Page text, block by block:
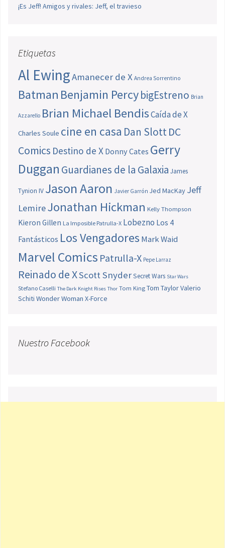
¡Es Jeff! Amigos y rivales: Jeff, el travieso
Etiquetas
Al EwingAmanecer de X Andrea Sorrentino
Batman Benjamin PercybigEstreno Brian
Azzarello Brian Michael BendisCaída de X
Charles Soule cine en casa Dan SlottDC
Comics Destino de X Donny Cates Gerry
Duggan Guardianes de la Galaxia James
Tynion IV Jason Aaron Javier Garrón Jed MacKay Jeff
LemireJonathan Hickman Kelly Thompson
Kieron Gillen La Imposible Patrulla-X Lobezno Los 4
Fantásticos Los Vengadores Mark Waid
Marvel Comics Patrulla-X Pepe Larraz
Reinado de XScott SnyderSecret Wars Star Wars
Stefano Caselli The Dark Knight Rises Thor Tom King Tom TaylorValerio
Schiti Wonder Woman X-Force
Nuestro Facebook